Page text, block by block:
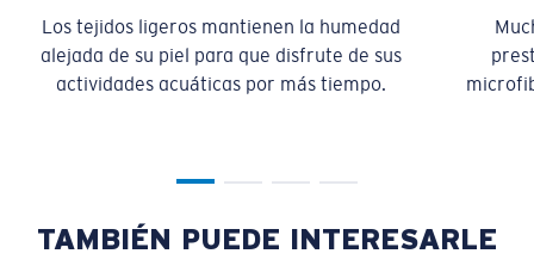
Los tejidos ligeros mantienen la humedad
alejada de su piel para que disfrute de sus
actividades acuáticas por más tiempo.
TAMBIÉN PUEDE INTERESARLE